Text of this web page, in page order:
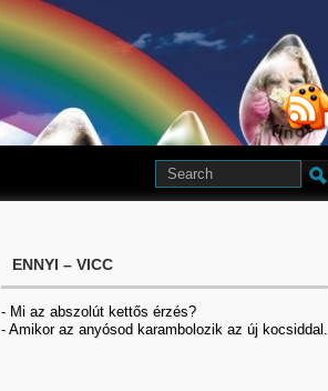
ENNYI – VICC
- Mi az abszolút kettős érzés?
- Amikor az anyósod karambolozik az új kocsiddal.